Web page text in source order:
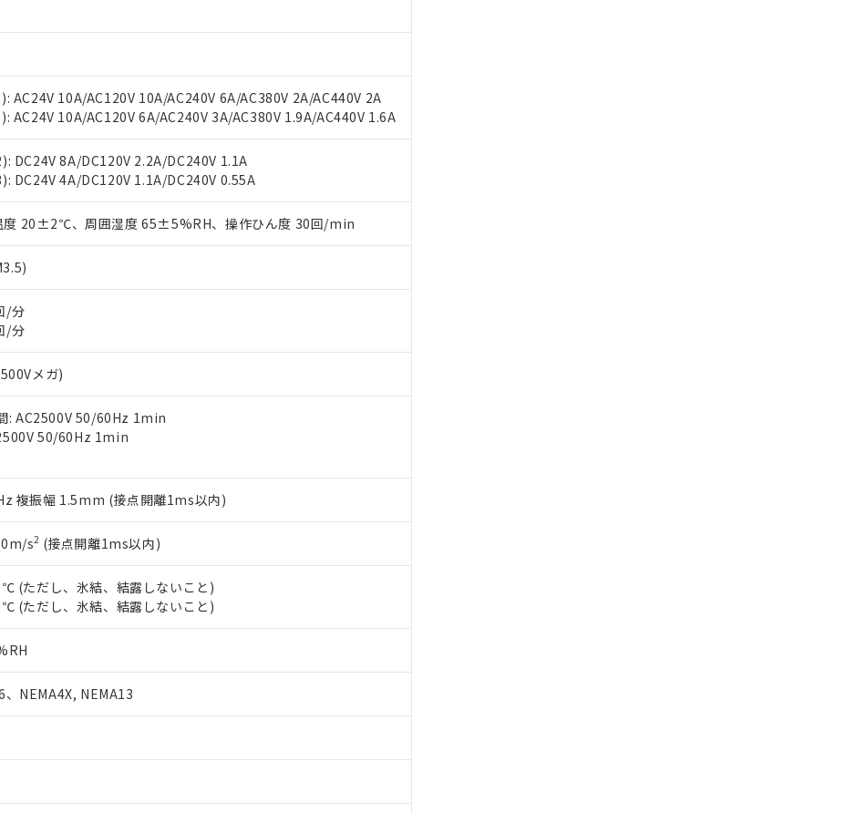
AC24V 10A/AC120V 10A/AC240V 6A/AC380V 2A/AC440V 2A
AC24V 10A/AC120V 6A/AC240V 3A/AC380V 1.9A/AC440V 1.6A
DC24V 8A/DC120V 2.2A/DC240V 1.1A
DC24V 4A/DC120V 1.1A/DC240V 0.55A
度 20±2℃、周囲湿度 65±5%RH、操作ひん度 30回/min
/分
/分
メガ)
: AC2500V 50/60Hz 1min
50/60Hz 1min
複振幅 1.5mm (接点開離1ms以内)
s2 (接点開離1ms以内)
(ただし、氷結、結露しないこと)
(ただし、氷結、結露しないこと)
NEMA4X, NEMA13
読みいただき、同意のうえご利用ください。
スは、当社制御機器事業取扱商品の当社在庫状況および標準価格(税抜)を提供させていただ
す。
機器事業取扱商品の中には、本サービスの対象外となる商品もあることをご了承ください。
、閲覧された時点での実際の在庫および標準価格とは異なる場合があることをご了承くださ
期状況および標準価格はお客様のお取引先、またはお客様担当のオムロン制御機器販売店・
員にご相談ください。
制御機器販売店や当社販売拠点は「販売ネットワーク
」をご確認ください。
および標準価格結果を当社の事前の承諾なく第三者に漏洩または開示しないようお願いしま
ツ機能（部品リスト作成サービス）をご利用いただくには、I-Webメンバーズにご登録され
要があります。
当ウェブサイト上で当社にご登録された部品リストについて、当社および当社の共同利用者
共同利用者とは、"個人情報の共同利用に関して"
の「1.共同利用者の範囲」に記載されて
を指します。
により、非含有部品としていたものが、含有品と判明した場合などやむを得ず変更すること
物質）：
下、 水銀(Hg) 1000ppm以下、 カドミウム(Cd) 100ppm以下、
1000ppm以下、ポリ臭化ビフェニル類(PBB) 1000ppm以下、ポリ臭化ジフェニルエーテル類(PBDE) 1000ppm以下、
産業用監視および制御機器に対する適用除外項目は除く。
類の４物質については閾値を超える意図的な使用がないことを確認しています。
月
替え状況などにより、予定月が前後することがあります。
明書ダウンロード
明書をダウンロードすることができます。
（10物質）の非含有証明書
証明書（当社基準）
行日時点で非含有を証明するもので、過去に遡って非含有を証明するものではありません。
令のフタル酸エステル類４物質の対応では、対応完了までの期間は出荷製品に未対応品が
ら備考欄に対応日を記載しておりました。
ます。
表
です。当社販売部門へお問い合わせください。
の基準値 (GB/T26572)：
Hg(水銀) : 1000ppm、 Cd(カドミウム) : 100ppm、
: 1000ppm、 PBBs(ポリ臭化ビフェニル類) : 1000ppm、 PBDEs(ポリ臭化ジフェニルエーテル類) : 1000ppm、
チル) : 1000ppm、 DIBP(フタル酸ジイソブチル) : 1000ppm、 BBP(フタル酸ブチルベンジル) : 1000ppm、
ス(2-エチルヘキシル)) : 1000ppm
使用期限
質（10物質）のすべてが基準値以下であることを示します。
使用状況下において有害物質が外部に漏えいし、環境に深刻な影響を及ぼさない年数を意
これら貴社製品のうち、外国為替および外国貿易法に定める商品（以下｢規制貨物等」とい
出または国外への提供する場合は、日本国政府の輸出許可(または役務取引許可)を取得する
制貨物を破棄する場合は、完全に破砕するなど、違法に輸出されないよう必要な手段を講じ
社製品を、核兵器、ミサイル、化学兵器、生物兵器またはその他武器並びにこれらの製造装
貴社製品を第三者に販売する場合は、上記1、2および3の内容を当該第三者に通知します。
は、販売先および販売に係わる関係者が違法に輸出するおそれがある場合は、取り引きをい
ん。
数以上の在庫あり
数には満たないが在庫あり
なし(最新の在庫状況については、お客様のお取引先、またはお客様担当のオムロン制御
販売店・当社販売員にご確認ください)
生産機種、また在庫状況の情報を公開していない機種